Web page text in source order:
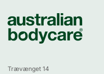
Trævænget 14